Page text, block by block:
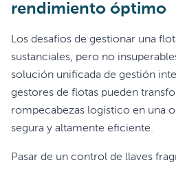
rendimiento óptimo
Los desafíos de gestionar una
sustanciales, pero no
solución unificada de gestión
gestores de flotas pueden
rompecabezas logístico en una
segura y altamente eficiente.
Pasar de un control de llaves